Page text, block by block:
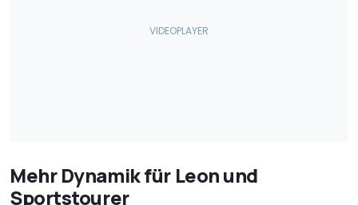
Mehr Dynamik für Leon und
Sportstourer